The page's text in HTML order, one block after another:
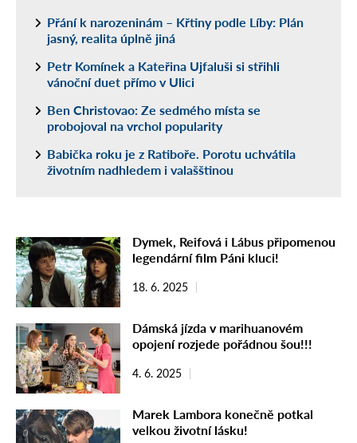
Přání k narozeninám – Křtiny podle Líby: Plán
jasný, realita úplně jiná
Petr Komínek a Kateřina Ujfaluši si střihli
vánoční duet přímo v Ulici
Ben Christovao: Ze sedmého místa se
probojoval na vrchol popularity
Babička roku je z Ratiboře. Porotu uchvátila
životním nadhledem i valašštinou
Dymek, Reifová i Lábus připomenou
legendární film Páni kluci!
18. 6. 2025
Dámská jízda v marihuanovém
opojení rozjede pořádnou šou!!!
4. 6. 2025
Marek Lambora konečně potkal
velkou životní lásku!